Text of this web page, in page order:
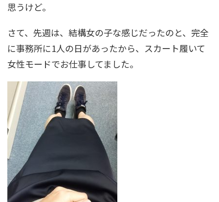
思うけど。
さて、先週は、結構女の子な感じだったのと、完全
に事務所に1人の日があったから、スカート履いて
女性モードでお仕事してました。